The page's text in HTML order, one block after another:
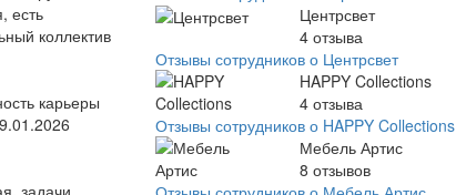
есть
коллектив
карьеры
задачи
Центрсвет
4 отзыва
Отзывы сотрудников о Центрсвет
HAPPY Collections
4 отзыва
Отзывы сотрудников о HAPPY Collections
Мебель Артис
8 отзывов